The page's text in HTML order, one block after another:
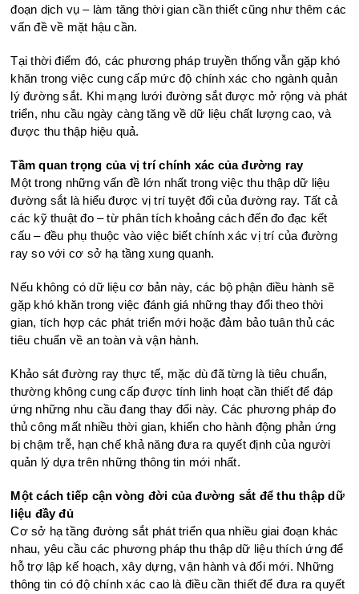
đoạn dịch vụ – làm tăng thời gian cần thiết cũng như thêm các
vấn đề về mặt hậu cần.
Tại thời điểm đó, các phương pháp truyền thống vẫn gặp khó
khăn trong việc cung cấp mức độ chính xác cho ngành quản
lý đường sắt. Khi mạng lưới đường sắt được mở rộng và phát
triển, nhu cầu ngày càng tăng về dữ liệu chất lượng cao, và
được thu thập hiệu quả.
Tầm quan trọng của vị trí chính xác của đường ray
Một trong những vấn đề lớn nhất trong việc thu thập dữ liệu
đường sắt là hiểu được vị trí tuyệt đối của đường ray. Tất cả
các kỹ thuật đo – từ phân tích khoảng cách đến đo đạc kết
cấu – đều phụ thuộc vào việc biết chính xác vị trí của đường
ray so với cơ sở hạ tầng xung quanh.
Nếu không có dữ liệu cơ bản này, các bộ phận điều hành sẽ
gặp khó khăn trong việc đánh giá những thay đổi theo thời
gian, tích hợp các phát triển mới hoặc đảm bảo tuân thủ các
tiêu chuẩn về an toàn và vận hành.
Khảo sát đường ray thực tế, mặc dù đã từng là tiêu chuẩn,
thường không cung cấp được tính linh hoạt cần thiết để đáp
ứng những nhu cầu đang thay đổi này. Các phương pháp đo
thủ công mất nhiều thời gian, khiến cho hành động phản ứng
bị chậm trễ, hạn chế khả năng đưa ra quyết định của người
quản lý dựa trên những thông tin mới nhất.
Một cách tiếp cận vòng đời của đường sắt để thu thập dữ
liệu đầy đủ
Cơ sở hạ tầng đường sắt phát triển qua nhiều giai đoạn khác
nhau, yêu cầu các phương pháp thu thập dữ liệu thích ứng để
hỗ trợ lập kế hoạch, xây dựng, vận hành và đổi mới. Những
thông tin có độ chính xác cao là điều cần thiết để đưa ra quyết